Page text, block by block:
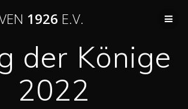
1926 E.V.
der Könige
2022